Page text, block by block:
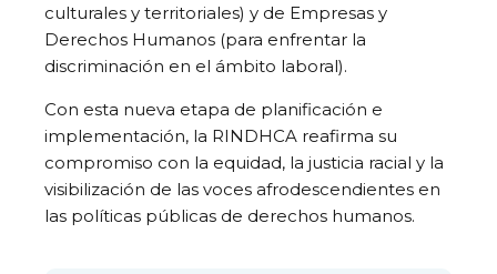
culturales y territoriales) y de Empresas y
Derechos Humanos (para enfrentar la
discriminación en el ámbito laboral).
Con esta nueva etapa de planificación e
implementación, la RINDHCA reafirma su
compromiso con la equidad, la justicia racial y la
visibilización de las voces afrodescendientes en
las políticas públicas de derechos humanos.